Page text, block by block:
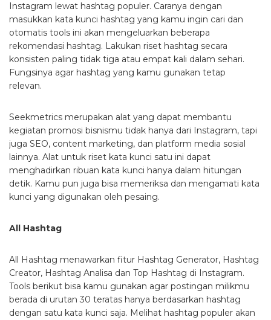
Instagram lewat hashtag populer. Caranya dengan
masukkan kata kunci hashtag yang kamu ingin cari dan
otomatis tools ini akan mengeluarkan beberapa
rekomendasi hashtag. Lakukan riset hashtag secara
konsisten paling tidak tiga atau empat kali dalam sehari.
Fungsinya agar hashtag yang kamu gunakan tetap
relevan.
Seekmetrics merupakan alat yang dapat membantu
kegiatan promosi bisnismu tidak hanya dari Instagram, tapi
juga SEO, content marketing, dan platform media sosial
lainnya. Alat untuk riset kata kunci satu ini dapat
menghadirkan ribuan kata kunci hanya dalam hitungan
detik. Kamu pun juga bisa memeriksa dan mengamati kata
kunci yang digunakan oleh pesaing.
All Hashtag
All Hashtag menawarkan fitur Hashtag Generator, Hashtag
Creator, Hashtag Analisa dan Top Hashtag di Instagram.
Tools berikut bisa kamu gunakan agar postingan milikmu
berada di urutan 30 teratas hanya berdasarkan hashtag
dengan satu kata kunci saja. Melihat hashtag populer akan